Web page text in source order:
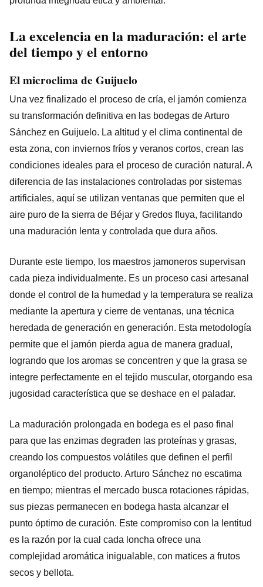
La excelencia en la maduración: el arte
del tiempo y el entorno
El microclima de Guijuelo
Una vez finalizado el proceso de cría, el jamón comienza
su transformación definitiva en las bodegas de Arturo
Sánchez en Guijuelo. La altitud y el clima continental de
esta zona, con inviernos fríos y veranos cortos, crean las
condiciones ideales para el proceso de curación natural. A
diferencia de las instalaciones controladas por sistemas
artificiales, aquí se utilizan ventanas que permiten que el
aire puro de la sierra de Béjar y Gredos fluya, facilitando
una maduración lenta y controlada que dura años.
Durante este tiempo, los maestros jamoneros supervisan
cada pieza individualmente. Es un proceso casi artesanal
donde el control de la humedad y la temperatura se realiza
mediante la apertura y cierre de ventanas, una técnica
heredada de generación en generación. Esta metodología
permite que el jamón pierda agua de manera gradual,
logrando que los aromas se concentren y que la grasa se
integre perfectamente en el tejido muscular, otorgando esa
jugosidad característica que se deshace en el paladar.
La maduración prolongada en bodega es el paso final
para que las enzimas degraden las proteínas y grasas,
creando los compuestos volátiles que definen el perfil
organoléptico del producto. Arturo Sánchez no escatima
en tiempo; mientras el mercado busca rotaciones rápidas,
sus piezas permanecen en bodega hasta alcanzar el
punto óptimo de curación. Este compromiso con la lentitud
es la razón por la cual cada loncha ofrece una
complejidad aromática inigualable, con matices a frutos
secos y bellota.